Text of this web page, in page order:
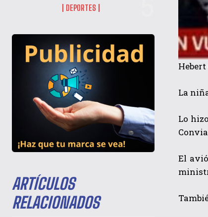
DEPORTES
ARTÍCULOS
RELACIONADOS
La
Lo
El